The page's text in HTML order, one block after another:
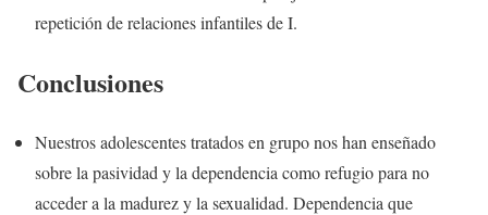
repetición de relaciones infantiles de I.
Conclusiones
Nuestros adolescentes tratados en grupo nos han enseñado
sobre la pasividad y la dependencia como refugio para no
acceder a la madurez y la sexualidad. Dependencia que